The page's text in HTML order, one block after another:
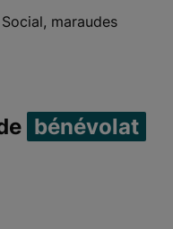
maraudes
bénévolat